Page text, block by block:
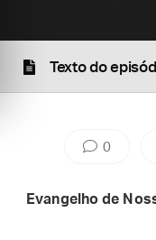
Texto do
0
Evangelho de